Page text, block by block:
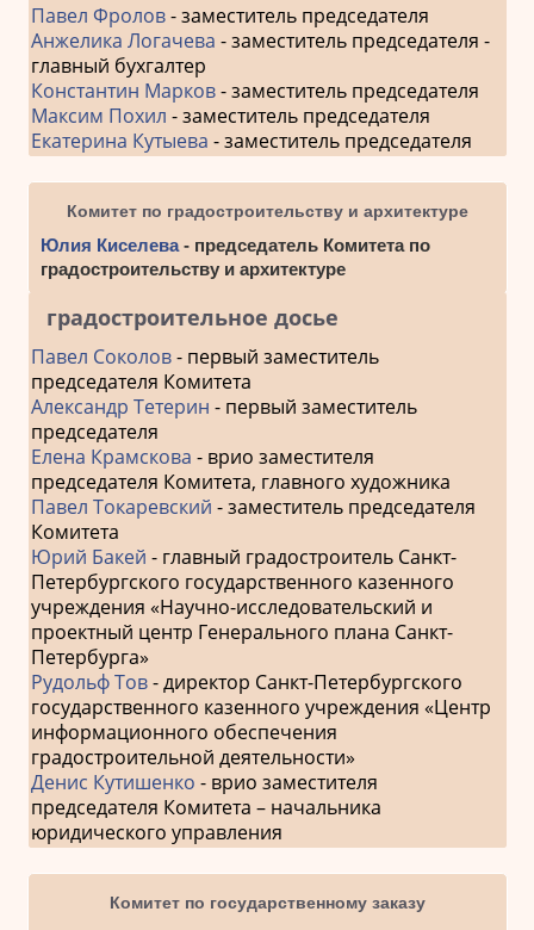
Павел Фролов- заместитель председателя
Анжелика Логачева - заместитель председателя -
главный бухгалтер
Константин Марков- заместитель председателя
Максим Похил - заместитель председателя
Екатерина Кутыева - заместитель председателя
Комитет по градостроительству и архитектуре
Юлия Киселева- председатель Комитета по
градостроительству и архитектуре
градостроительное досье
Павел Соколов- первый заместитель
председателя Комитета
Александр Тетерин - первый заместитель
председателя
Елена Крамскова - врио заместителя
председателя Комитета, главного художника
Павел Токаревский - заместитель председателя
Комитета
Юрий Бакей - главный градостроитель Санкт-
Петербургского государственного казенного
учреждения «Научно-исследовательский и
проектный центр Генерального плана Санкт-
Петербурга»
Рудольф Тов- директор Санкт-Петербургского
государственного казенного учреждения «Центр
информационного обеспечения
градостроительной деятельности»
Денис Кутишенко - врио заместителя
председателя Комитета – начальника
юридического управления
Комитет по государственному заказу